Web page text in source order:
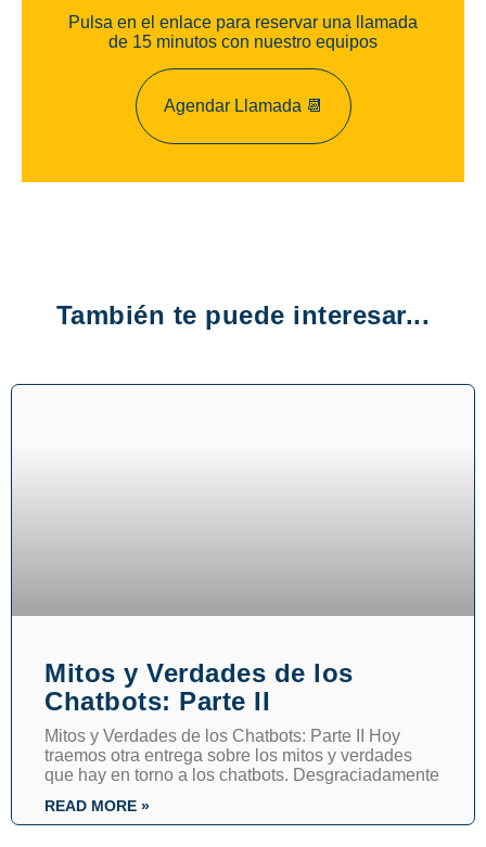
Pulsa en el enlace para reservar una llamada
de 15 minutos con nuestro equipos
Agendar Llamada 📆
También te puede interesar...
Mitos y Verdades de los
Chatbots: Parte II
Mitos y Verdades de los Chatbots: Parte II Hoy
traemos otra entrega sobre los mitos y verdades
que hay en torno a los chatbots. Desgraciadamente
READ MORE »